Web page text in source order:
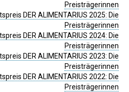
Preisträgerinnen
DER ALIMENTARIUS 2025: Die
Preisträgerinnen
DER ALIMENTARIUS 2024: Die
Preisträgerinnen
DER ALIMENTARIUS 2023: Die
Preisträgerinnen
DER ALIMENTARIUS 2022: Die
Preisträgerinnen